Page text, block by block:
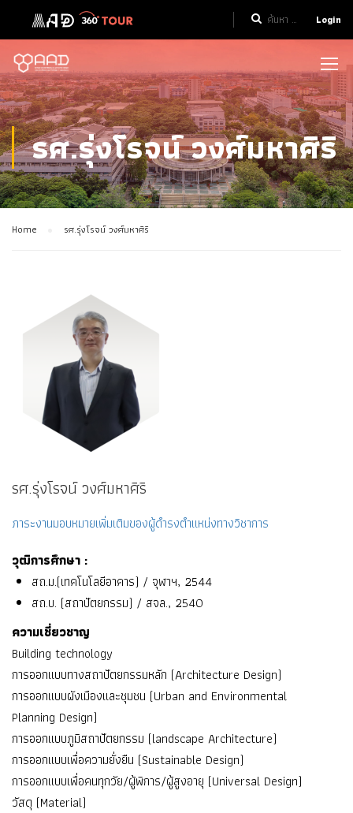
Login
รศ.รุ่งโรจน์ วงศ์มหาศิริ
Home รศ.รุ่งโรจน์ วงศ์มหาศิริ
รศ.รุ่งโรจน์ วงศ์มหาศิริ
ภาระงานมอบหมายเพิ่มเติมของผู้ดำรงตำแหน่งทางวิชาการ
วุฒิการศึกษา :
สถ.ม.(เทคโนโลยีอาคาร) / จุฬาฯ, 2544
สถ.บ. (สถาปัตยกรรม) / สจล., 2540
ความเชี่ยวชาญ
Building technology
การออกแบบทางสถาปัตยกรรมหลัก (Architecture Design)
การออกแบบผังเมืองและชุมชน (Urban and Environmental
Planning Design)
การออกแบบภูมิสถาปัตยกรรม (landscape Architecture)
การออกแบบเพื่อความยั่งยืน (Sustainable Design)
การออกแบบเพื่อคนทุกวัย/ผู้พิการ/ผู้สูงอายุ (Universal Design)
วัสดุ (Material)